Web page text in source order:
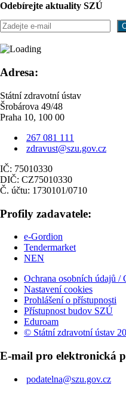
Odebírejte aktuality SZÚ
Adresa:
Státní zdravotní ústav
Šrobárova 49/48
Praha 10, 100 00
267 081 111
zdravust@szu.gov.cz
IČ: 75010330
DIČ: CZ75010330
Č. účtu: 1730101/0710
Profily zadavatele:
e-Gordion
Tendermarket
NEN
Ochrana osobních údajů /
Nastavení cookies
Prohlášení o přístupnosti
Přístupnost budov SZÚ
Eduroam
© Státní zdravotní ústav
E-mail pro elektronická
podatelna@szu.gov.cz